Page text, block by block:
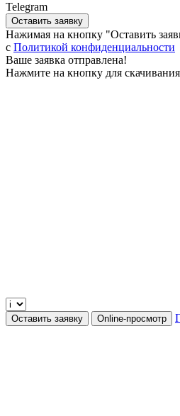
Telegram
Оставить заявку
Нажимая на кнопку "Оставить
c Политикой конфиденциальности
Ваше заявка отправлена!
Нажмите на кнопку для
Оставить заявку Online-просмотр